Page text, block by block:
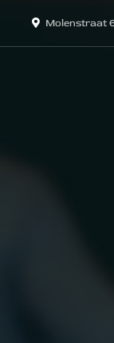
Molenstraat